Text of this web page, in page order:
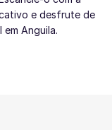
e desfrute de
Anguila.